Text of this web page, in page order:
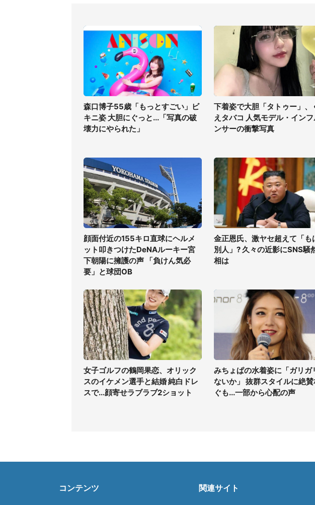
森口博子55歳「もっとすごい」ビ
キニ姿 大胆にぐっと...「写真の破
壊力にやられた」
下着姿で大胆「タトゥー」、
えタバコ 人気モデル・イン
ンサーの衝撃写真
顔面付近の155キロ直球にヘルメ
ット叩きつけたDeNAルーキー宮
下朝陽に擁護の声 「負けん気必
要」と球団OB
金正恩氏、激ヤセ超えて「も
別人」? 久々の近影にSNS騒
相は
女子ゴルフの鶴岡果恋、オリック
スのイケメン選手と結婚 純白ドレ
スで...顔寄せラブラブ2ショット
みちょぱの水着姿に「ガリガ
ないか」 抜群スタイルに絶賛
ぐも...一部から心配の声
コンテンツ 関連サイト